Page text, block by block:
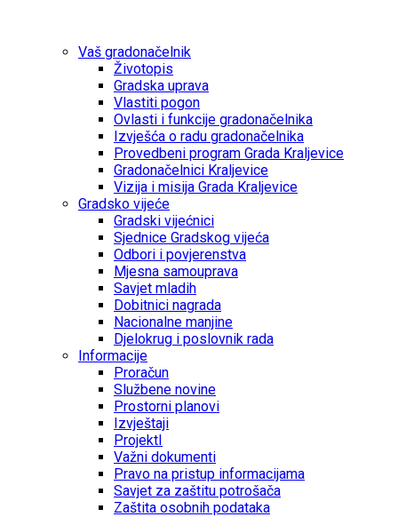
Vaš gradonačelnik
Životopis
Gradska uprava
Vlastiti pogon
Ovlasti i funkcije gradonačelnika
Izvješća o radu gradonačelnika
Provedbeni program Grada Kraljevice
Gradonačelnici Kraljevice
Vizija i misija Grada Kraljevice
Gradsko vijeće
Gradski vijećnici
Sjednice Gradskog vijeća
Odbori i povjerenstva
Mjesna samouprava
Savjet mladih
Dobitnici nagrada
Nacionalne manjine
Djelokrug i poslovnik rada
Informacije
Proračun
Službene novine
Prostorni planovi
Izvještaji
ProjektI
Važni dokumenti
Pravo na pristup informacijama
Savjet za zaštitu potrošača
Zaštita osobnih podataka